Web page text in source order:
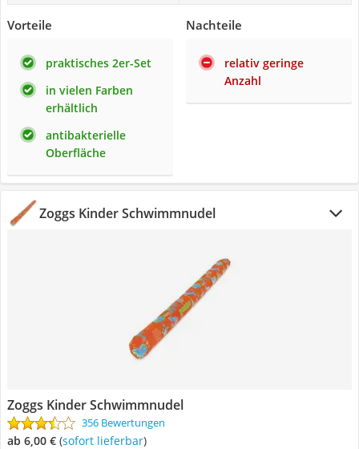
Vorteile
praktisches 2er-Set
in vielen Farben
erhältlich
antibakterielle
Oberfläche
Nachteile
relativ geringe
Anzahl
Zoggs Kinder Schwimmnudel
Zoggs Kinder Schwimmnudel
356 Bewertungen
ab 6,00 € ( Sofort lieferbar)